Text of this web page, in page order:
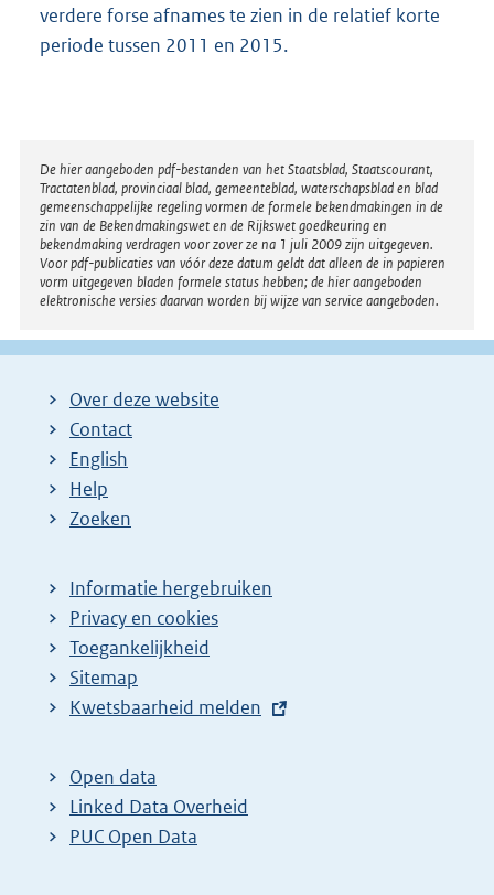
k
:
verdere forse afnames te zien in de relatief korte
periode tussen 2011 en 2015.
Disclaimer
De hier aangeboden pdf-bestanden van het Staatsblad, Staatscourant,
Tractatenblad, provinciaal blad, gemeenteblad, waterschapsblad en blad
gemeenschappelijke regeling vormen de formele bekendmakingen in de
zin van de Bekendmakingswet en de Rijkswet goedkeuring en
bekendmaking verdragen voor zover ze na 1 juli 2009 zijn uitgegeven.
Voor pdf-publicaties van vóór deze datum geldt dat alleen de in papieren
vorm uitgegeven bladen formele status hebben; de hier aangeboden
elektronische versies daarvan worden bij wijze van service aangeboden.
Over deze website
Contact
English
Help
Zoeken
Informatie hergebruiken
Privacy en cookies
Toegankelijkheid
Sitemap
E
t
e
r
Kwetsbaarheid melden
Open data
Linked Data Overheid
PUC Open Data